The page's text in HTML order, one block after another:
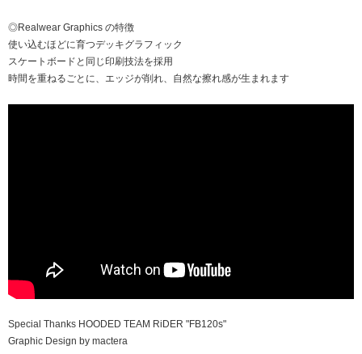
◎Realwear Graphics の特徴
使い込むほどに育つデッキグラフィック
スケートボードと同じ印刷技法を採用
時間を重ねるごとに、エッジが削れ、自然な擦れ感が生まれます
Special Thanks HOODED TEAM RiDER "FB120s"
Graphic Design by mactera